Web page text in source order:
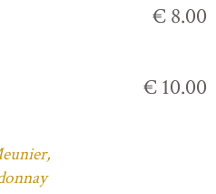
€ 8.00
€ 10.00